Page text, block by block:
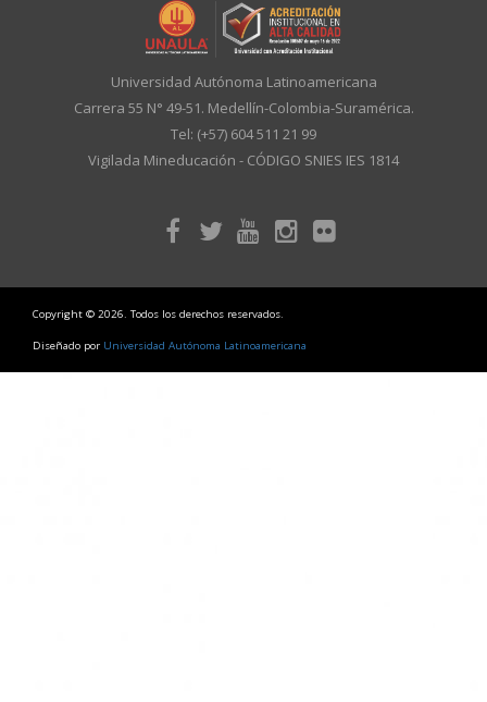
Universidad Autónoma Latinoamericana
Carrera 55 N° 49-51. Medellín-Colombia-Suramérica.
Tel: (+57) 604 511 21 99
Vigilada Mineducación - CÓDIGO SNIES IES 1814
Copyright © 2026. Todos los derechos reservados.
Diseñado por Universidad Autónoma Latinoamericana